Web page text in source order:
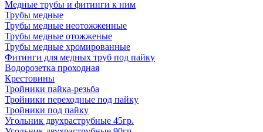
Медные трубы и фитинги к ним
Трубы медные
Трубы медные неотожженные
Трубы медные отожженые
Трубы медные хромированные
Фитинги для медных труб под пайку
Водорозетка проходная
Крестовины
Тройники пайка-резьба
Тройники переходные под пайку
Тройники под пайку
Угольник двухраструбные 45гр.